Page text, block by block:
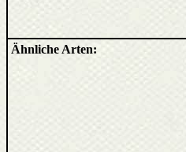
Ähnliche Arten: